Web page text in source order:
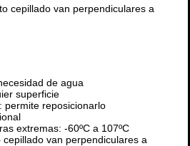
cepillado van perpendiculares a
de agua
superficie
permite reposicionarlo
extremas: -60ºC a 107ºC
cepillado van perpendiculares a